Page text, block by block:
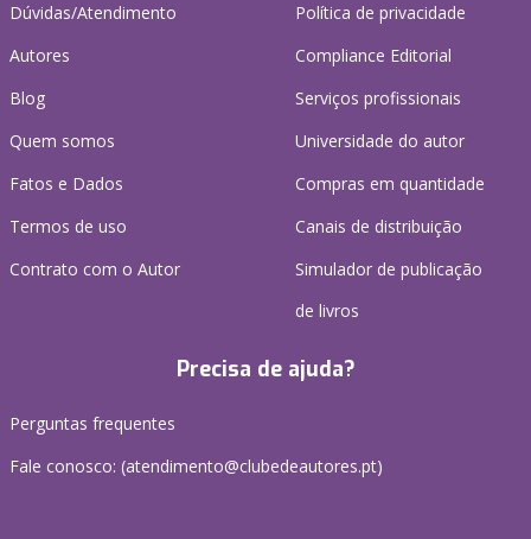
Dúvidas/Atendimento
Autores
Blog
Quem somos
Fatos e Dados
Termos de uso
Contrato com o Autor
Política de privacidade
Compliance Editorial
Serviços profissionais
Universidade do autor
Compras em quantidade
Canais de distribuição
Simulador de publicação
de livros
Precisa de ajuda?
Perguntas frequentes
Fale conosco: (atendimento@clubedeautores.pt)